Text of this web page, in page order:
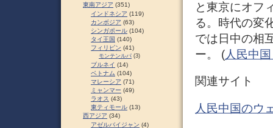
と東京にオフ
る。時代の変
では日中の相
ー。 (人民中
関連サイト
人民中国のウ
東南アジア (351)
インドネシア (119)
カンボジア (63)
シンガポール (104)
タイ王国 (140)
フィリピン (41)
モンテンルパ (3)
ブルネイ (14)
ベトナム (104)
マレーシア (71)
ミャンマー (49)
ラオス (43)
東ティモール (13)
西アジア (34)
アゼルバイジャン (4)